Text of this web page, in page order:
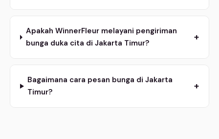
Apakah WinnerFleur melayani pengiriman
bunga duka cita di Jakarta Timur?
+
Bagaimana cara pesan bunga di Jakarta
Timur?
+